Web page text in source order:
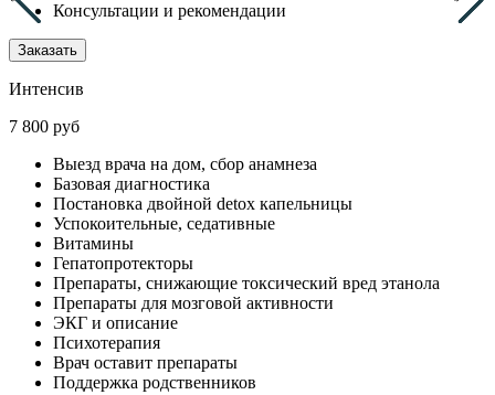
Консультации и рекомендации
Заказать
Интенсив
7 800 руб
Выезд врача на дом, сбор анамнеза
Базовая диагностика
Постановка двойной detox капельницы
Успокоительные, седативные
Витамины
Гепатопротекторы
Препараты, снижающие токсический вред этанола
Препараты для мозговой активности
ЭКГ и описание
Психотерапия
Врач оставит препараты
Поддержка родственников